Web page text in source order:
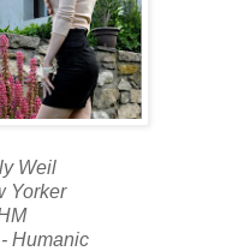
Weil
Yorker
Humanic